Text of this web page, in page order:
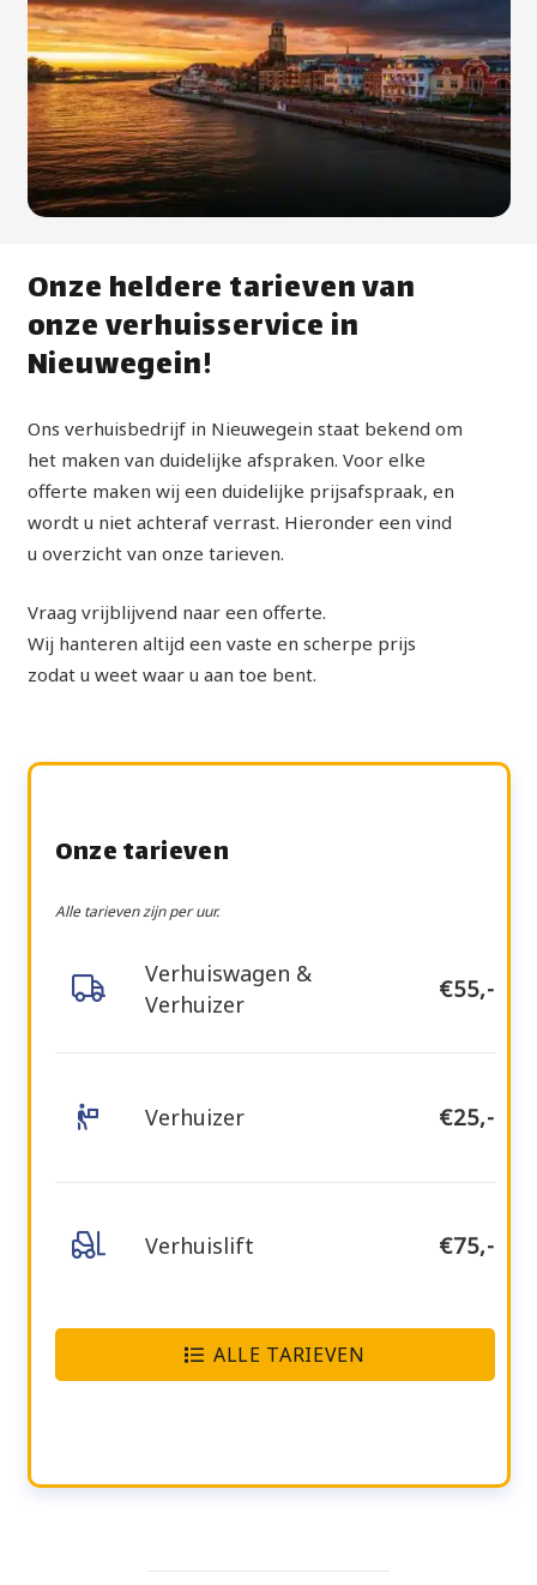
Onze heldere tarieven van
onze verhuisservice in
Nieuwegein!
Ons verhuisbedrijf in Nieuwegein staat bekend om
het maken van duidelijke afspraken. Voor elke
offerte maken wij een duidelijke prijsafspraak, en
wordt u niet achteraf verrast. Hieronder een vind
u overzicht van onze tarieven.
Vraag vrijblijvend naar een offerte.
Wij hanteren altijd een vaste en scherpe prijs
zodat u weet waar u aan toe bent.
Onze tarieven
Alle tarieven zijn per uur.
Verhuiswagen &
Verhuizer
€55,-
Verhuizer €25,-
Verhuislift €75,-
ALLE TARIEVEN